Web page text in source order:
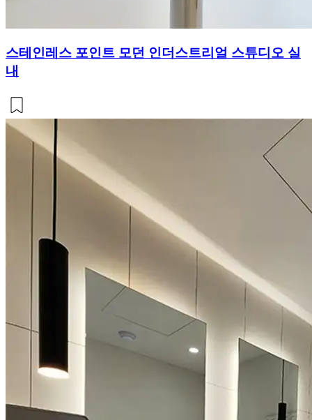
스테인레스 포인트 모던 인더스트리얼 스튜디오 실
내